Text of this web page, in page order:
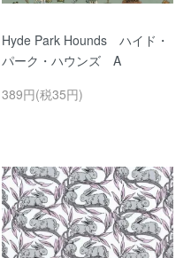
Hyde Park Hounds ハイド・
パーク・ハウンズ A
389円(税35円)